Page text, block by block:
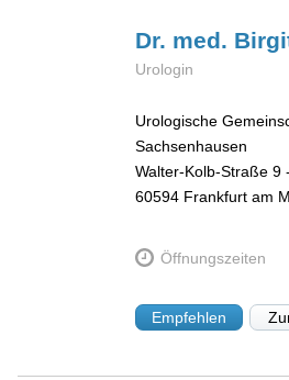
Dr. med.
Urologin
Urologische
Sachsenhausen
Walter-Kolb-Straße 9
60594 Frankfurt am
Öffnungszeiten
Empfehlen